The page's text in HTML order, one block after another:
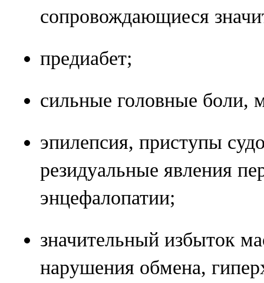
сопровождающиеся
предиабет;
сильные головные боли,
эпилепсия, приступы
резидуальные явления
энцефалопатии;
значительный избыток
нарушения обмена,